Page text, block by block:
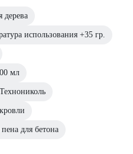
дерева
использования +35 гр.
мл
для бетона